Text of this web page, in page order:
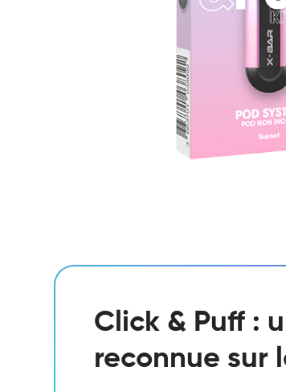
Click & Puff :
reconnue sur